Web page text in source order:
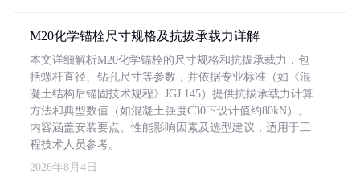
M20化学锚栓尺寸规格及抗拔承载力详解
本文详细解析M20化学锚栓的尺寸规格和抗拔承载力，包
括螺杆直径、钻孔尺寸等参数，并依据专业标准（如《混
凝土结构后锚固技术规程》JGJ 145）提供抗拔承载力计算
方法和典型数值（如混凝土强度C30下设计值约80kN）。
内容涵盖安装要点、性能影响因素及选型建议，适用于工
程技术人员参考。
2026年8月4日